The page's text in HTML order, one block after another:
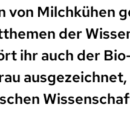
von Milchkühen
der
ihr auch der